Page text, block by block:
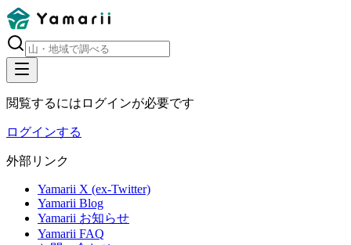
閲覧するにはログインが必要です
ログインする
外部リンク
Yamarii X (ex-Twitter)
Yamarii Blog
Yamarii お知らせ
Yamarii FAQ